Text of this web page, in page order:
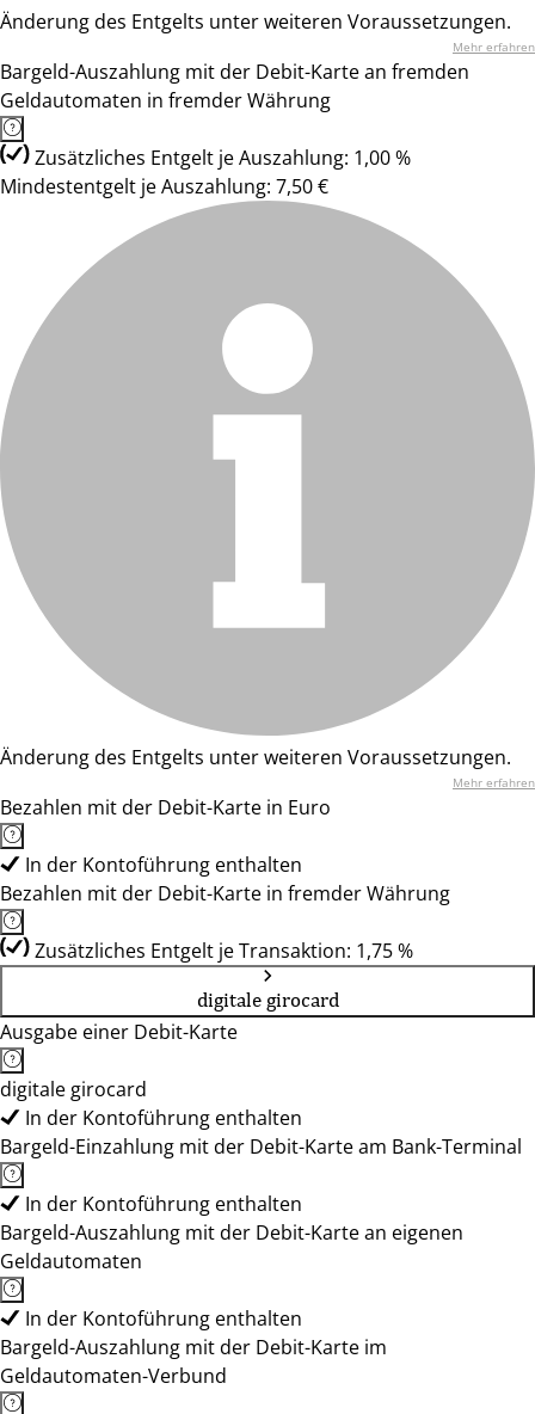
Änderung des Entgelts unter weiteren Voraussetzungen.
Mehr erfahren
Bargeld-Auszahlung mit der Debit-Karte an fremden
Geldautomaten in fremder Währung
Zusätzliches Entgelt je Auszahlung: 1,00 %
Mindestentgelt je Auszahlung: 7,50 €
Änderung des Entgelts unter weiteren Voraussetzungen.
Mehr erfahren
Bezahlen mit der Debit-Karte in Euro
In der Kontoführung enthalten
Bezahlen mit der Debit-Karte in fremder Währung
Zusätzliches Entgelt je Transaktion: 1,75 %
digitale girocard
Ausgabe einer Debit-Karte
digitale girocard
In der Kontoführung enthalten
Bargeld-Einzahlung mit der Debit-Karte am Bank-Terminal
In der Kontoführung enthalten
Bargeld-Auszahlung mit der Debit-Karte an eigenen
Geldautomaten
In der Kontoführung enthalten
Bargeld-Auszahlung mit der Debit-Karte im
Geldautomaten-Verbund